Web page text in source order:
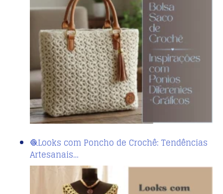
🧶Looks com Poncho de Crochê: Tendências
Artesanais…